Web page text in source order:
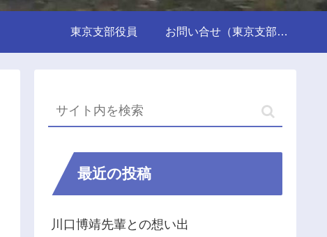
東京支部役員 お問い合せ（東京支部事務局行き）
最近の投稿
川口博靖先輩との想い出